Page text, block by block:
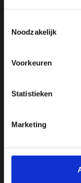
Noodzakelijk
Voorkeuren
Statistieken
Marketing